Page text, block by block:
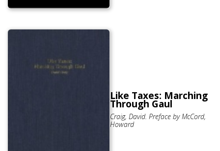
Like Taxes: Marching
Through Gaul
Craig, David. Preface by McCord,
Howard